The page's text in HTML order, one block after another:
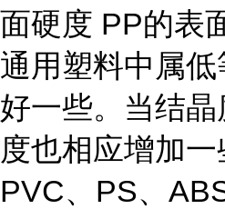
面硬度 PP的表
通用塑料中属
好一些。当结
度也相应增加
PVC、PS、